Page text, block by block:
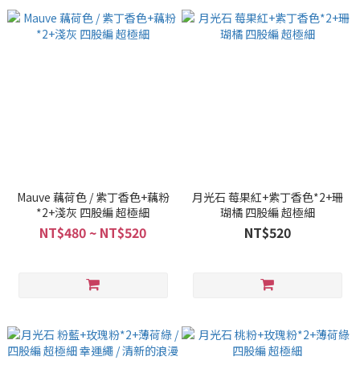
Mauve 藕荷色 / 紫丁香色+藕粉
*2+淺灰 四股編 超極細
NT$480 ~ NT$520
月光石 莓果紅+紫丁香色*2+珊
瑚橘 四股編 超極細
NT$520